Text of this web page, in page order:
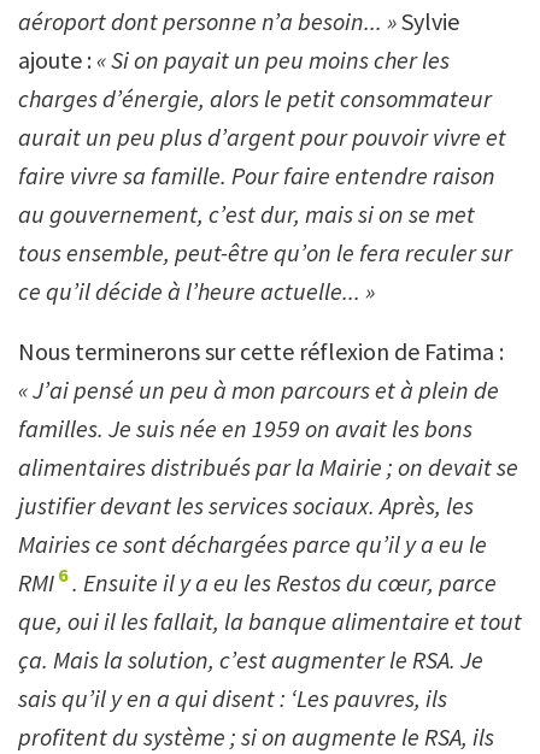
aéroport dont personne n’a besoin... »Sylvie
ajoute : «Si on payait un peu moins cher les
charges d’énergie, alors le petit consommateur
aurait un peu plus d’argent pour pouvoir vivre et
faire vivre sa famille. Pour faire entendre raison
au gouvernement, c’est dur, mais si on se met
tous ensemble, peut-être qu’on le fera reculer sur
ce qu’il décide à l’heure actuelle... »
Nous terminerons sur cette réflexion de Fatima :
« J’ai pensé un peu à mon parcours et à plein de
familles. Je suis née en 1959 on avait les bons
alimentaires distribués par la Mairie ; on devait se
justifier devant les services sociaux. Après, les
Mairies ce sont déchargées parce qu’il y a eu le
RMI 6. Ensuite il y a eu les Restos du cœur, parce
que, oui il les fallait, la banque alimentaire et tout
ça. Mais la solution, c’est augmenter le RSA. Je
sais qu’il y en a qui disent : ‘Les pauvres, ils
profitent du système ; si on augmente le RSA, ils